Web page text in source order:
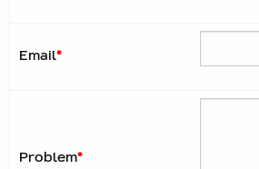
Email*
Problem*